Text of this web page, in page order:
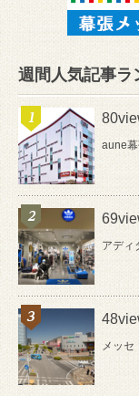
週間人気記事ラ
aune
アディ
メッセ